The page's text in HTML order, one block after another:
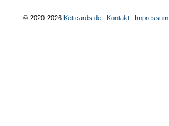
© 2020-2026 Kettcards.de| Kontakt| Impressum